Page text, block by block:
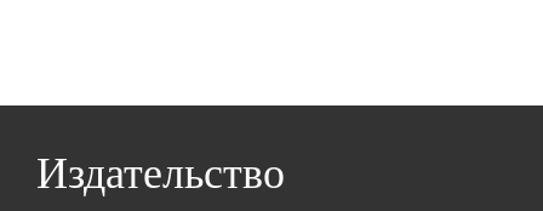
Издательство